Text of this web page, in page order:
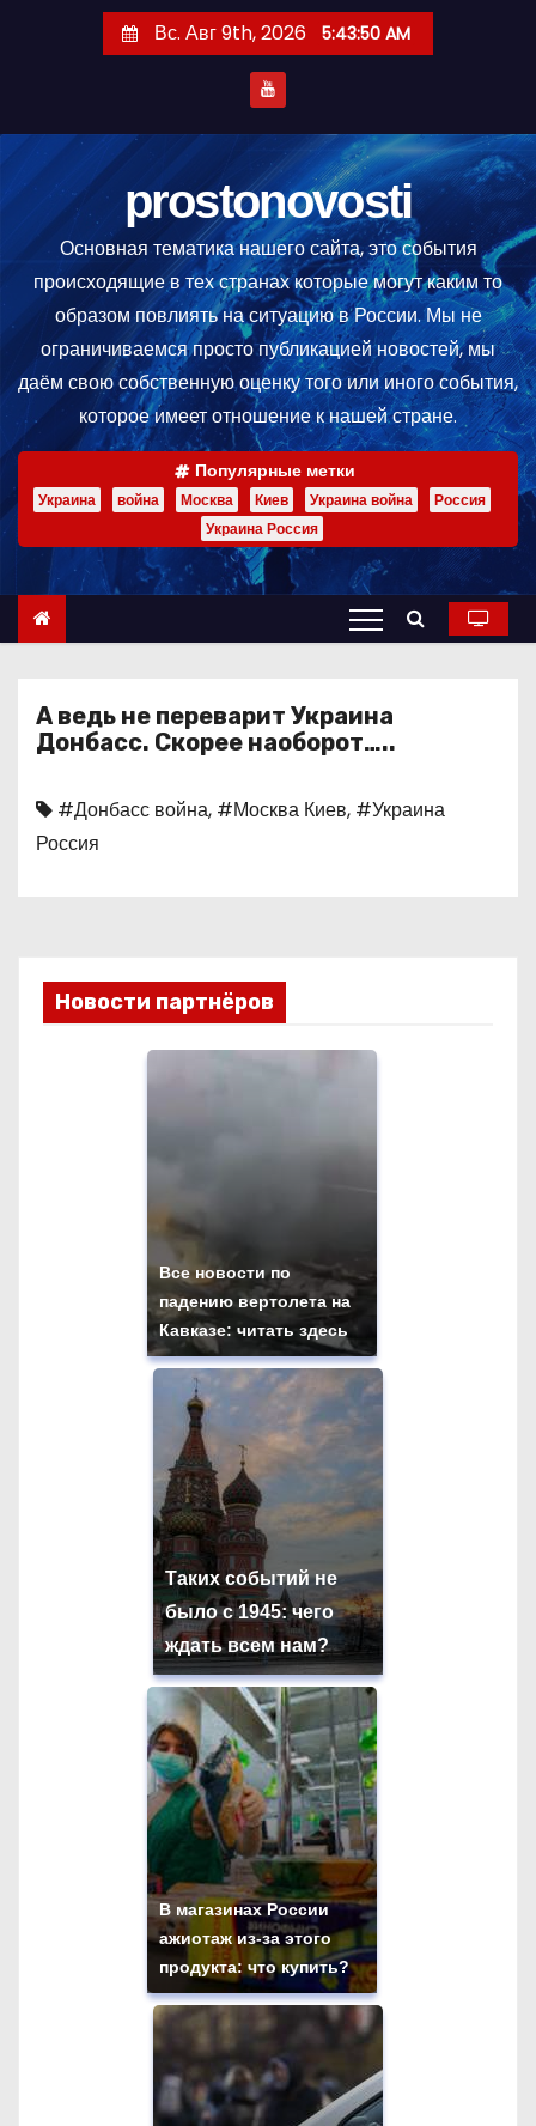
е
р
ж
м
Вс. Авг 9th, 2026 5:43:51 AM
prostonovosti
Основная тематика нашего сайта, это события
происходящие в тех странах которые могут каким то
образом повлиять на ситуацию в России. Мы не
ограничиваемся просто публикацией новостей, мы
даём свою собственную оценку того или иного события,
которое имеет отношение к нашей стране.
Популярные метки
Украина война Москва Киев Украина война
Россия
Украина Россия
А ведь не переварит Украина
Донбасс. Скорее наоборот…..
#Донбасс война, #Москва Киев, #Украина
Россия
Новости партнёров
Все новости по
падению вертолета на
Кавказе: читать здесь
Таких событий не
было с 1945: чего
ждать всем нам?
В магазинах России
ажиотаж из-за этого
продукта: что купить?